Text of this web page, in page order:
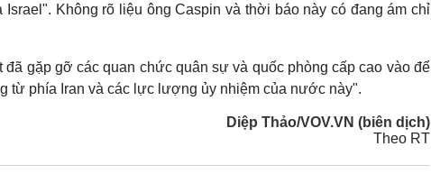
Không rõ liệu ông Caspin và thời báo này có đang ám chỉ
gặp gỡ các quan chức quân sự và quốc phòng cấp cao vào để
từ phía Iran và các lực lượng ủy nhiệm của nước này".
Diệp Thảo/VOV.VN (biên dịch)
Theo RT